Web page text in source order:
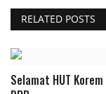
RELATED POSTS
Selamat HUT